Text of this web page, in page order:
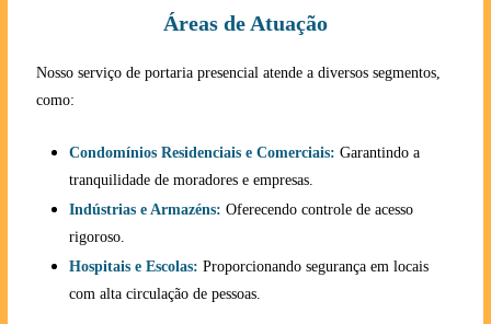
Áreas de Atuação
Nosso serviço de portaria presencial atende a diversos segmentos,
como:
Condomínios Residenciais e Comerciais: Garantindo a
tranquilidade de moradores e empresas.
Indústrias e Armazéns: Oferecendo controle de acesso
rigoroso.
Hospitais e Escolas: Proporcionando segurança em locais
com alta circulação de pessoas.